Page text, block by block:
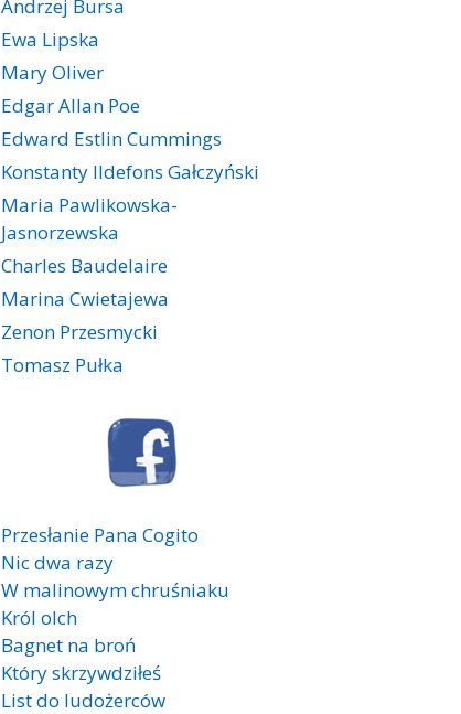
Andrzej Bursa
Ewa Lipska
Mary Oliver
Edgar Allan Poe
Edward Estlin Cummings
Konstanty Ildefons Gałczyński
Maria Pawlikowska-
Jasnorzewska
Charles Baudelaire
Marina Cwietajewa
Zenon Przesmycki
Tomasz Pułka
Przesłanie Pana Cogito
Nic dwa razy
W malinowym chruśniaku
Król olch
Bagnet na broń
Który skrzywdziłeś
List do ludożerców